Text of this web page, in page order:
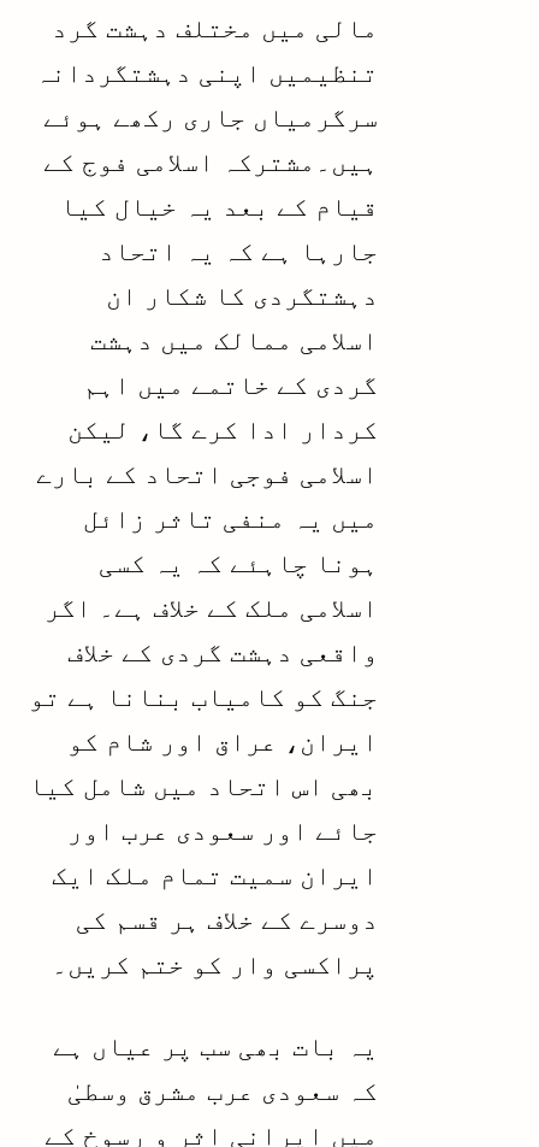
مالی میں مختلف دہشت گرد
تنظیمیں اپنی دہشتگردانہ
سرگرمیاں جاری رکھے ہوئے
ہیں۔مشترکہ اسلامی فوج کے
قیام کے بعد یہ خیال کیا
جارہا ہے کہ یہ اتحاد
دہشتگردی کا شکار ان
اسلامی ممالک میں دہشت
گردی کے خاتمے میں اہم
کردار ادا کرے گا، لیکن
اسلامی فوجی اتحاد کے بارے
میں یہ منفی تاثر زائل
ہونا چاہئے کہ یہ کسی
اسلامی ملک کے خلاف ہے۔ اگر
واقعی دہشت گردی کے خلاف
جنگ کو کامیاب بنانا ہے تو
ایران، عراق اور شام کو
بھی اس اتحاد میں شامل کیا
جائے اور سعودی عرب اور
ایران سمیت تمام ملک ایک
دوسرے کے خلاف ہر قسم کی
پراکسی وار کو ختم کریں۔
یہ بات بھی سب پر عیاں ہے
کہ سعودی عرب مشرق وسطیٰ
میں ایرانی اثر و رسوخ کے